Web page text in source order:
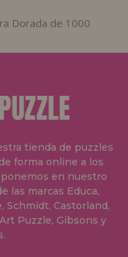
Dorada de 1000
tienda de puzzles
forma online a los
en nuestro
las marcas Educa,
Schmidt, Castorland,
Puzzle, Gibsons y